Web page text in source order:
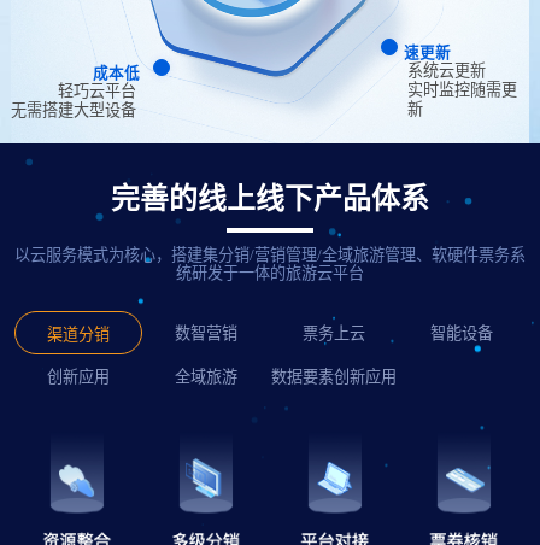
成本低
轻巧云平台
无需搭建大型设备
速更新
系统云更新
实时监控随需更
新
完善的线上线下产品体系
以云服务模式为核心，搭建集分销/营销管理/全域旅游管理、软硬件票务系
统研发于一体的旅游云平台
渠道分销 数智营销 票务上云
智能设备
创新应用
全域旅游 数据要素创新应用